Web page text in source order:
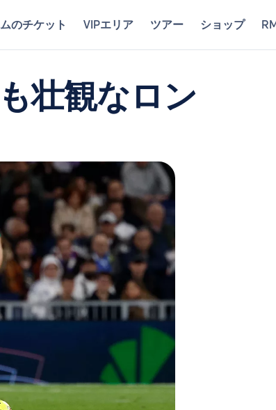
のチケット VIPエリア ツアー ショップ
壮観なロン